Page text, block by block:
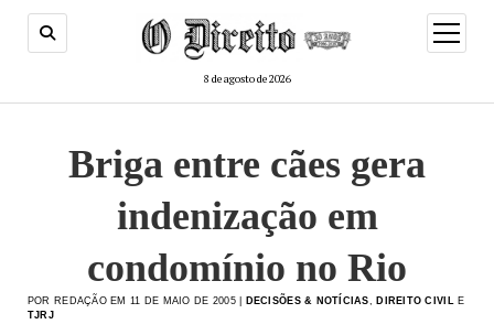
8 de agosto de 2026
menu
de
Briga entre cães gera
indenização em
condomínio no Rio
POR REDAÇÃO EM 11 DE MAIO DE 2005 | DECISÕES & NOTÍCIAS DIREITO CIVIL
E
TJRJ